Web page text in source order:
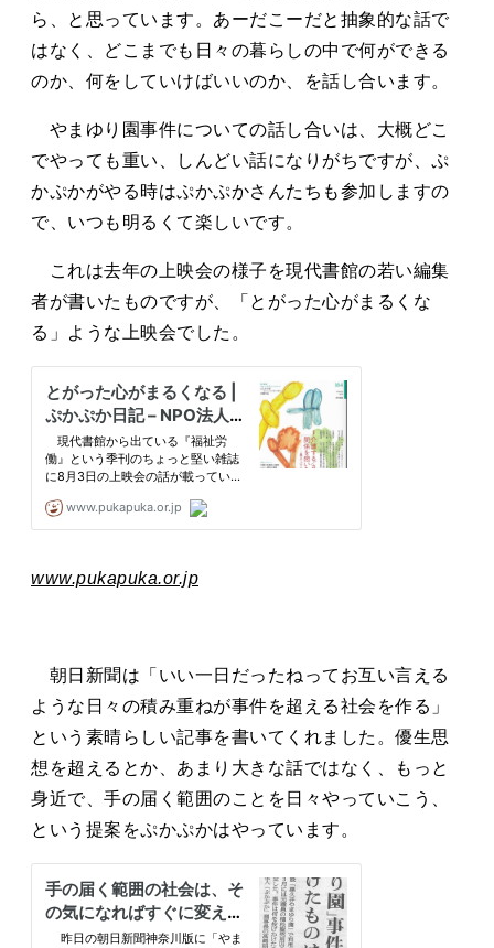
ら、と思っています。あーだこーだと抽象的な話で
はなく、どこまでも日々の暮らしの中で何ができる
のか、何をしていけばいいのか、を話し合います。
やまゆり園事件についての話し合いは、大概どこ
でやっても重い、しんどい話になりがちですが、ぷ
かぷかがやる時はぷかぷかさんたちも参加しますの
で、いつも明るくて楽しいです。
これは去年の上映会の様子を現代書館の若い編集
者が書いたものですが、「とがった心がまるくな
る」ような上映会でした。
www.pukapuka.or.jp
朝日新聞は「いい一日だったねってお互い言える
ような日々の積み重ねが事件を超える社会を作る」
という素晴らしい記事を書いてくれました。優生思
想を超えるとか、あまり大きな話ではなく、もっと
身近で、手の届く範囲のことを日々やっていこう、
という提案をぷかぷかはやっています。